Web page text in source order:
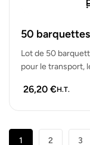
50
Lot de 50
pour le transport,
26,20 €H.T.
1 2 3